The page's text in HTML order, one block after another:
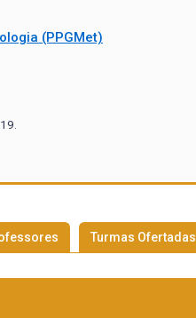
(PPGMet)
Turmas Ofertadas